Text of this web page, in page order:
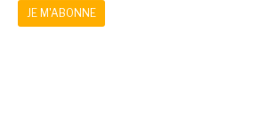
JE M'ABONNE